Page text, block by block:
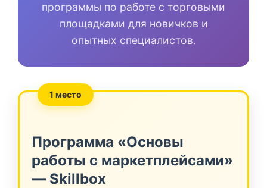
программы по работе с торговыми
площадками для новичков и
опытных специалистов.
1 место
Программа «Основы
работы с маркетплейсами»
— Skillbox